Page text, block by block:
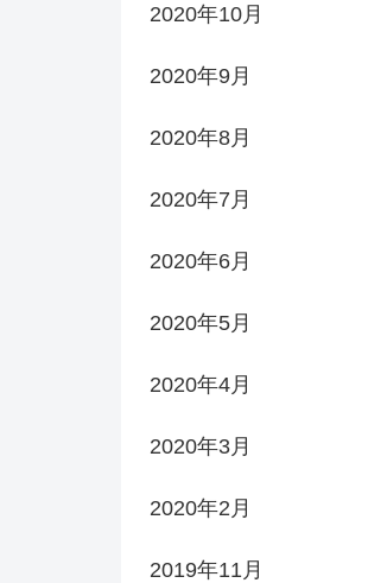
2020年10月
2020年9月
2020年8月
2020年7月
2020年6月
2020年5月
2020年4月
2020年3月
2020年2月
2019年11月